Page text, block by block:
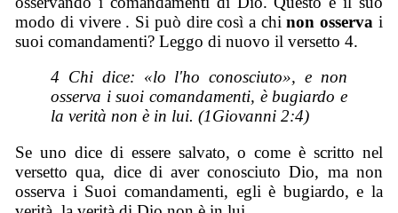
modo di vivere . Si può dire così a chinon osserva i
suoi comandamenti? Leggo di nuovo il versetto 4.
4 Chi dice: «lo l'ho conosciuto», e non
osserva i suoi comandamenti, è bugiardo e
la verità non è in lui. (1Giovanni 2:4)
Se uno dice di essere salvato, o come è scritto nel
versetto qua, dice di aver conosciuto Dio, ma non
osserva i Suoi comandamenti, egli è bugiardo, e la